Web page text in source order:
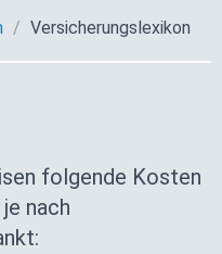
Versicherungslexikon
folgende Kosten
nach